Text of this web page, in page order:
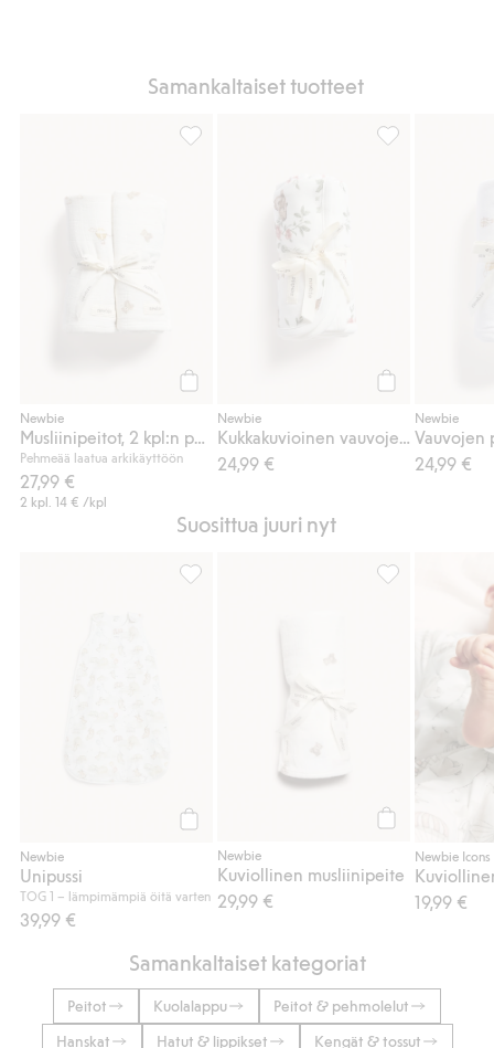
Samankaltaiset tuotteet
Newbie
Pehmeää laatua arkikäyttöön
27,99 €
2 kpl. 14 € /kpl
Newbie
24,99 €
Newbie
24,99 €
Suosittua juuri nyt
Newbie
Unipussi
TOG 1 – lämpimämpiä öitä varten
39,99 €
Newbie
Kuviollinen musliinipeite
29,99 €
Kuviollinen
Newbie Icons
19,99 €
Samankaltaiset kategoriat
Peitot Kuolalappu
Peitot & pehmolelut
Hanskat
Hatut & lippikset Kengät & tossut